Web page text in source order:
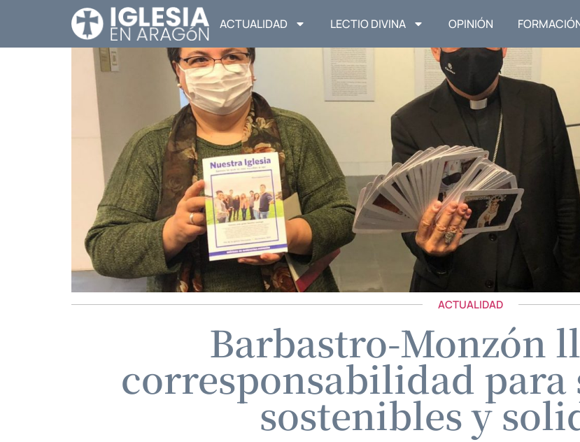
ACTUALIDAD LECTIO DIVINA OPINIÓN
ACTUALIDAD
Barbastro-Monzón
corresponsabilidad para
sostenibles y